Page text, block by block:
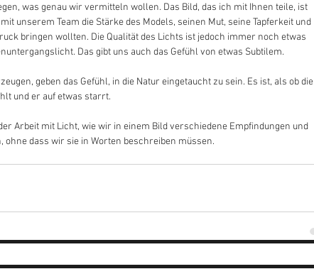
was genau wir vermitteln wollen. Das Bild, das ich mit Ihnen teile, ist
unserem Team die Stärke des Models, seinen Mut, seine Tapferkeit und
bringen wollten. Die Qualität des Lichts ist jedoch immer noch etwas
Das gibt uns auch das Gefühl von etwas Subtilem.
geben das Gefühl, in die Natur eingetaucht zu sein. Es ist, als ob die
und er auf etwas starrt.
Arbeit mit Licht, wie wir in einem Bild verschiedene Empfindungen und
ohne dass wir sie in Worten beschreiben müssen.